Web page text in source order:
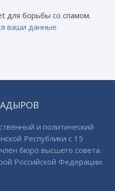
для борьбы со спамом.
ваши данные
и политический
Республики с 15
бюро высшего совета
Российской Федерации.